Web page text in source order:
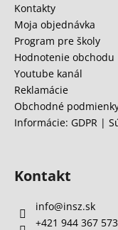
Kontakty
Moja objednávka
Program pre školy
Hodnotenie obchodu
Youtube kanál
Reklamácie
Obchodné
Informácie: GDPR |
Kontakt
info@insz.sk
+421 944 367 573